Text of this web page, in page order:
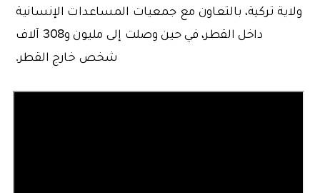
ولاية تركية، بالتعاون مع جمعيات المساعدات الإنسانية
داخل القطر، في حين وصلت إلى مليون و308 آلاف
شخص خارج القطر.